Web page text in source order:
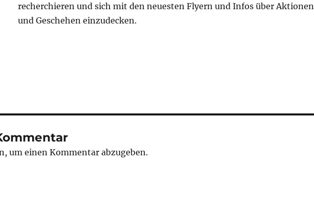
recherchieren und sich mit den neuesten Flyern und Infos über Aktionen
und Geschehen einzudecken.
um einen Kommentar abzugeben.